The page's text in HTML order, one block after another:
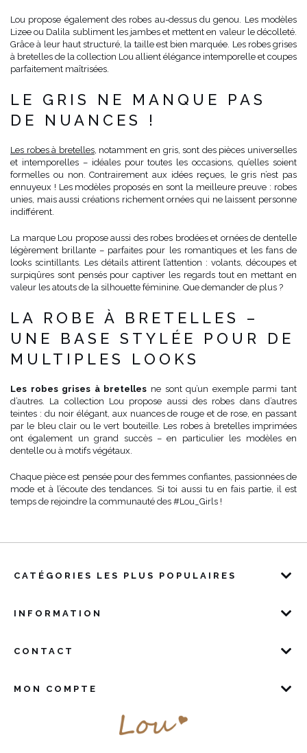
Lou propose également des robes au-dessus du genou. Les modèles
Lizee ou Dalila subliment les jambes et mettent en valeur le décolleté.
Grâce à leur haut structuré, la taille est bien marquée. Les robes grises
à bretelles de la collection Lou allient élégance intemporelle et coupes
parfaitement maîtrisées.
LE GRIS NE MANQUE PAS
DE NUANCES !
Les robes à bretelles, notamment en gris, sont des pièces universelles
et intemporelles – idéales pour toutes les occasions, qu’elles soient
formelles ou non. Contrairement aux idées reçues, le gris n’est pas
ennuyeux ! Les modèles proposés en sont la meilleure preuve : robes
unies, mais aussi créations richement ornées qui ne laissent personne
indifférent.
La marque Lou propose aussi des robes brodées et ornées de dentelle
légèrement brillante – parfaites pour les romantiques et les fans de
looks scintillants. Les détails attirent l’attention : volants, découpes et
surpiqûres sont pensés pour captiver les regards tout en mettant en
valeur les atouts de la silhouette féminine. Que demander de plus ?
LA ROBE À BRETELLES –
UNE BASE STYLÉE POUR DE
MULTIPLES LOOKS
Les robes grises à bretelles ne sont qu’un exemple parmi tant
d’autres. La collection Lou propose aussi des robes dans d’autres
teintes : du noir élégant, aux nuances de rouge et de rose, en passant
par le bleu clair ou le vert bouteille. Les robes à bretelles imprimées
ont également un grand succès – en particulier les modèles en
dentelle ou à motifs végétaux.
Chaque pièce est pensée pour des femmes confiantes, passionnées de
mode et à l’écoute des tendances. Si toi aussi tu en fais partie, il est
temps de rejoindre la communauté des #Lou_Girls !
CATÉGORIES LES PLUS POPULAIRES
INFORMATION
CONTACT
MON COMPTE